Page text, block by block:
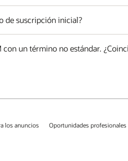
de suscripción inicial?
un término no estándar.
los anuncios Oportunidades profesionales